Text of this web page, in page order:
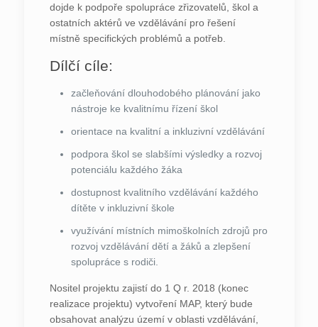
dojde k podpoře spolupráce zřizovatelů, škol a
ostatních aktérů ve vzdělávání pro řešení
místně specifických problémů a potřeb.
Dílčí cíle:
začleňování dlouhodobého plánování jako
nástroje ke kvalitnímu řízení škol
orientace na kvalitní a inkluzivní vzdělávání
podpora škol se slabšími výsledky a rozvoj
potenciálu každého žáka
dostupnost kvalitního vzdělávání každého
dítěte v inkluzivní škole
využívání místních mimoškolních zdrojů pro
rozvoj vzdělávání dětí a žáků a zlepšení
spolupráce s rodiči.
Nositel projektu zajistí do 1 Q r. 2018 (konec
realizace projektu) vytvoření MAP, který bude
obsahovat analýzu území v oblasti vzdělávání,